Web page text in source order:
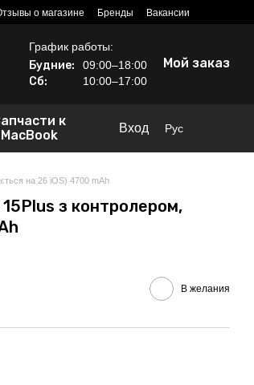
о магазине Бренды Вакансии
График работы:
Будние: 09:00–18:00
Сб: 10:00–17:00
Мой заказ
к
MacBook
Вход Рус
на 26 iOS) 4700 mAh
з контролером,
В желания